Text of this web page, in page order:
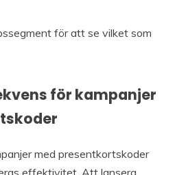
för att se vilket som
för kampanjer
med presentkortskoder
effektivitet. Att lansera